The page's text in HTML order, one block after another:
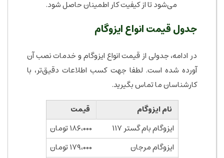
می‌شود تا از کیفیت کار اطمینان حاصل شود.
جدول قیمت انواع ایزوگام
در ادامه، جدولی از قیمت انواع ایزوگام و خدمات نصب آن
آورده شده است. لطفا جهت کسب اطلاعات دقیق‌تر، با
کارشناسان ما تماس بگیرید.
نام ایزوگام
قیمت
ایزوگام بام گستر ۱۱۷
۱۸۶،۰۰۰ تومان
ایزوگام مرجان
۱۷۹،۰۰۰ تومان